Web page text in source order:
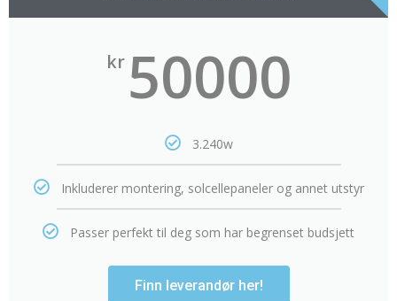
kr 50000
3.240w
Inkluderer montering, solcellepaneler og annet utstyr
Passer perfekt til deg som har begrenset budsjett
Finn leverandør her!